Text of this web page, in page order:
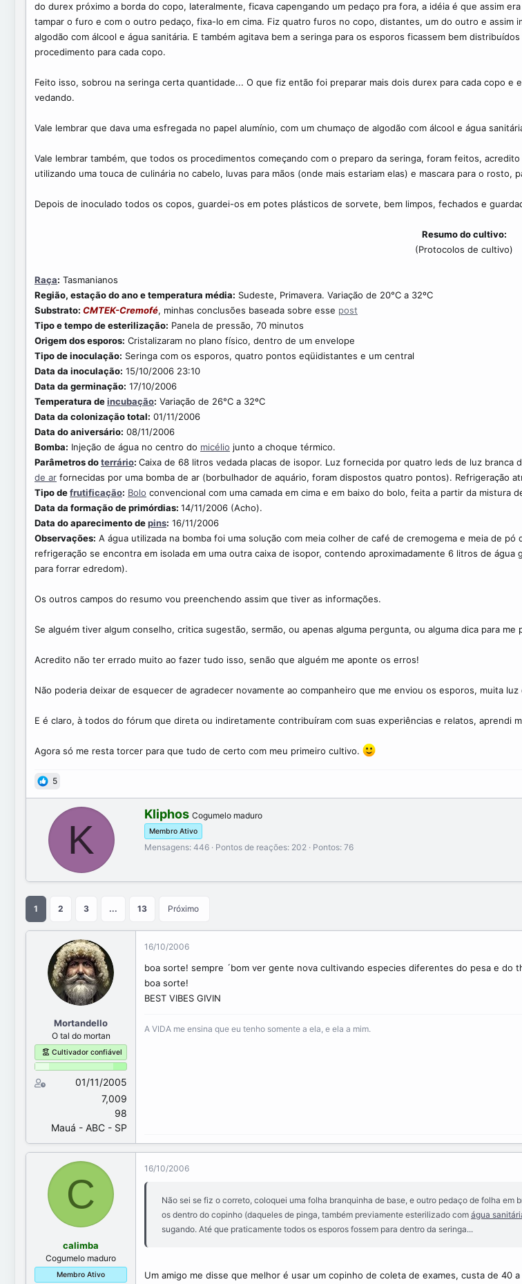
do durex próximo a borda do copo, lateralmente, ficava capengando um pedaço pra fora, a idéia é que assim
tampar o furo e com o outro pedaço, fixa-lo em cima. Fiz quatro furos no copo, distantes, um do outro e assim
algodão com álcool e água sanitária. E também agitava bem a seringa para os esporos ficassem bem
procedimento para cada copo.
Feito isso, sobrou na seringa certa quantidade... O que fiz então foi preparar mais dois durex para cada copo
vedando.
Vale lembrar que dava uma esfregada no papel alumínio, com um chumaço de algodão com álcool e água
Vale lembrar também, que todos os procedimentos começando com o preparo da seringa, foram feitos,
utilizando uma touca de culinária no cabelo, luvas para mãos (onde mais estariam elas) e mascara para o rosto,
Depois de inoculado todos os copos, guardei-os em potes plásticos de sorvete, bem limpos, fechados e
Resumo do cultivo:
(Protocolos de cultivo)​
Raça: Tasmanianos
Região, estação do ano e temperatura média: Sudeste, Primavera. Variação de 20°C a 32ºC
Substrato: CMTEK-Cremofé, minhas conclusões baseada sobre esse post
Tipo e tempo de esterilização: Panela de pressão, 70 minutos
Origem dos esporos: Cristalizaram no plano físico, dentro de um envelope
Tipo de inoculação: Seringa com os esporos, quatro pontos eqüidistantes e um central
Data da inoculação: 15/10/2006 23:10
Data da germinação: 17/10/2006
Temperatura deincubação: Variação de 26°C a 32ºC
Data da colonização total: 01/11/2006
Data do aniversário: 08/11/2006
Bomba: Injeção de água no centro do micélio junto a choque térmico.
Parâmetros doterrário: Caixa de 68 litros vedada placas de isopor. Luz fornecida por quatro leds de luz
de ar fornecidas por uma bomba de ar (borbulhador de aquário, foram dispostos quatro pontos). Refrigeração
Tipo defrutificação: Bolo convencional com uma camada em cima e em baixo do bolo, feita a partir da mistura
Data da formação de primórdias: 14/11/2006 (Acho).
Data do aparecimento depins: 16/11/2006
Observações: A água utilizada na bomba foi uma solução com meia colher de café de cremogema e meia de
refrigeração se encontra em isolada em uma outra caixa de isopor, contendo aproximadamente 6 litros de
para forrar edredom).
Os outros campos do resumo vou preenchendo assim que tiver as informações.
Se alguém tiver algum conselho, critica sugestão, sermão, ou apenas alguma pergunta, ou alguma dica para
Acredito não ter errado muito ao fazer tudo isso, senão que alguém me aponte os erros!
Não poderia deixar de esquecer de agradecer novamente ao companheiro que me enviou os esporos, muita luz
E é claro, à todos do fórum que direta ou indiretamente contribuíram com suas experiências e relatos, aprendi
Agora só me resta torcer para que tudo de certo com meu primeiro cultivo.
5
K
W
r
t
n
y
Kliphos Cogumelo maduro
Membro Ativo
Mensagens 446 Pontos de reações 202 Pontos 76
1 2 3 ... 13 Próximo
Mortandello
O tal do mortan
Cultivador confiável
01/11/2005
7,009
98
Mauá - ABC - SP
16/10/2006
boa sorte! sempre ´bom ver gente nova cultivando especies diferentes do pesa e do
boa sorte!
BEST VIBES GIVIN
A VIDA me ensina que eu tenho somente a ela, e ela a mim.
C
calimba
Cogumelo maduro
Membro Ativo
16/10/2006
Não sei se fiz o correto, coloquei uma folha branquinha de base, e outro pedaço de folha em
os dentro do copinho (daqueles de pinga, também previamente esterilizado com água
sugando. Até que praticamente todos os esporos fossem para dentro da seringa...
Um amigo me disse que melhor é usar um copinho de coleta de exames, custa de